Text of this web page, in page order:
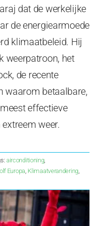
dat de werkelijke
de energiearmoede
klimaatbeleid. Hij
weerpatroon, het
de recente
waarom betaalbare,
effectieve
weer.
airconditioning,
Europa, Klimaatverandering,